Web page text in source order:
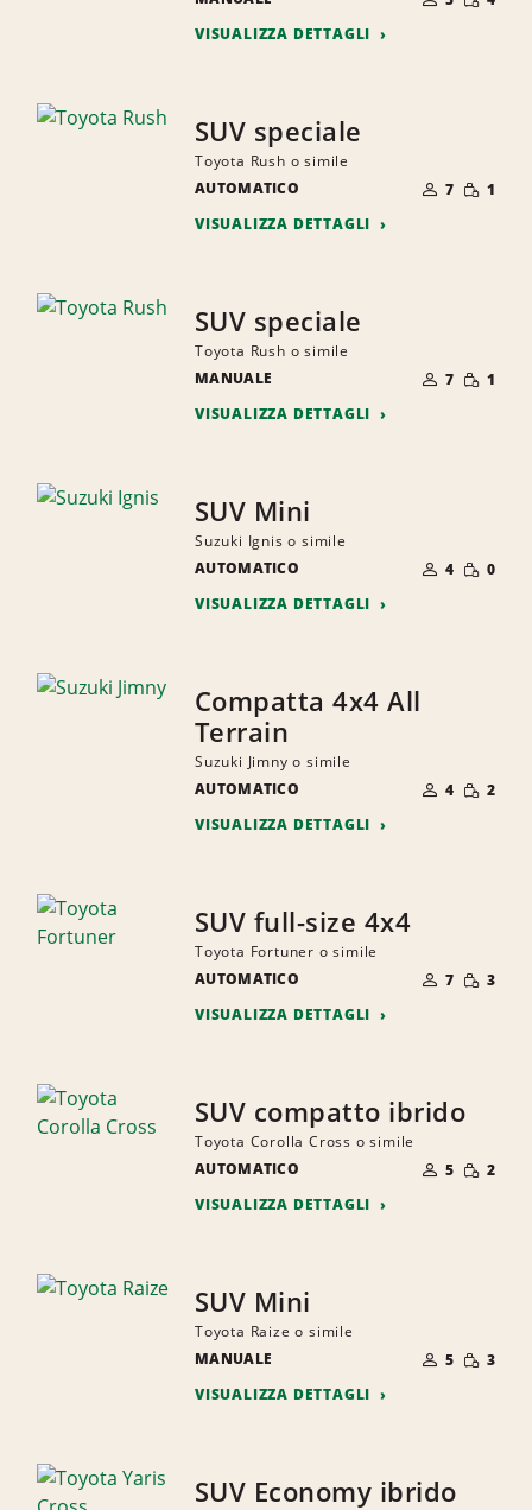
PERSONERIDOTTA
VISUALIZZA DETTAGLI
SUV speciale
Toyota Rush o simile
AUTOMATICO
DI
PERSONE
7 RIDOTTA
1
VISUALIZZA DETTAGLI
SUV speciale
Toyota Rush o simile
MANUALE
DI
PERSONE
7 RIDOTTA
1
VISUALIZZA DETTAGLI
SUV Mini
Suzuki Ignis o simile
AUTOMATICO
DI
PERSONE
4 RIDOTTA
0
VISUALIZZA DETTAGLI
Compatta 4x4 All
Terrain
Suzuki Jimny o simile
AUTOMATICO
DI
PERSONE
4 RIDOTTA
2
VISUALIZZA DETTAGLI
SUV full-size 4x4
Toyota Fortuner o simile
AUTOMATICO
DI
PERSONE
7 RIDOTTA
3
VISUALIZZA DETTAGLI
SUV compatto ibrido
Toyota Corolla Cross o simile
AUTOMATICO
DI
PERSONE
5 RIDOTTA
2
VISUALIZZA DETTAGLI
SUV Mini
Toyota Raize o simile
MANUALE
DI
PERSONE
5 RIDOTTA
3
VISUALIZZA DETTAGLI
SUV Economy ibrido